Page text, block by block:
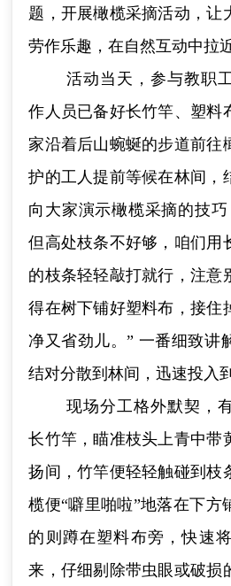
题，开展橄榄采摘活动，让
劳作乐趣，在自然互动中拉
活动当天，参与教职
作人员已备好长竹竿、塑料
家沿着后山蜿蜒的步道前往
护的工人提前等候在林间，
向大家演示橄榄采摘的技巧
但高处枝条不好够，咱们用
的枝条轻轻敲打就行，注意
得在树下铺好塑料布，接住
净又省劲儿。” 一番细致讲
结对分散到林间，迅速投入
现场分工格外默契，
长竹竿，瞄准枝头上青中带
扬间，竹竿便轻轻触碰到枝
榄便“噼里啪啦”地落在下方
的则蹲在塑料布旁，快速
来，仔细剔除带虫眼或破损